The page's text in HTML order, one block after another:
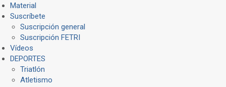
Material
Suscríbete
Suscripción general
Suscripción FETRI
Vídeos
DEPORTES
Triatlón
Atletismo